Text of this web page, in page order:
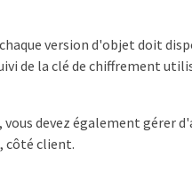
version d'objet doit
de la clé de chiffrement
devez également gérer
côté client.